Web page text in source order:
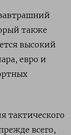
также
высокий
евро и
тактического
всего,